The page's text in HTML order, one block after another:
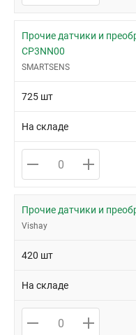
Прочие датчики и
CP3NN00
SMARTSENS
725 шт
На складе
Прочие датчики и
Vishay
420 шт
На складе